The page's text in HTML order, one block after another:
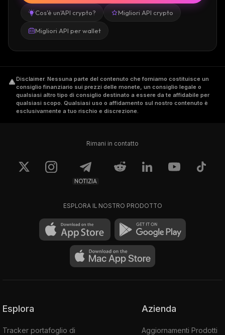
Cos'è un'API crypto? Migliori API crypto
Migliori API per wallet
Disclaimer. Nessuna parte del contenuto che forniamo costituisce un
consiglio finanziario sui prezzi delle monete, un consiglio legale o
qualsiasi altro tipo di consiglio destinato a essere da te affidabile per
qualsiasi scopo. Qualsiasi uso o affidamento sul nostro contenuto è
esclusivamente a tuo rischio e discrezione.
Rimani in contatto
NOTIZIA
ESPLORA IL NOSTRO PRODOTTO
Esplora
Tracker portafoglio di
Azienda
Aggiornamenti Prodotti